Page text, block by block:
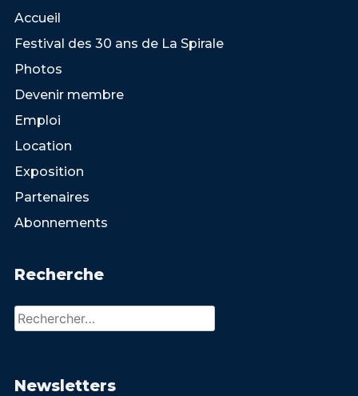
Accueil
Festival des 30 ans de La Spirale
Photos
Devenir membre
Emploi
Location
Exposition
Partenaires
Abonnements
Recherche
Rechercher :
Newsletters